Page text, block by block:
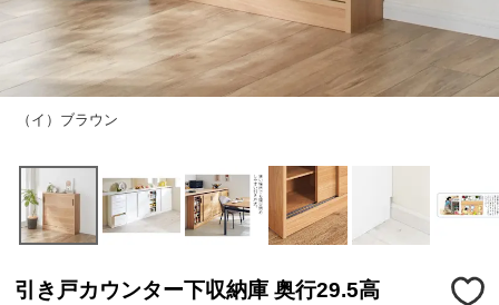
（イ）ブラウン
引き戸カウンター下収納庫 奥行29.5高